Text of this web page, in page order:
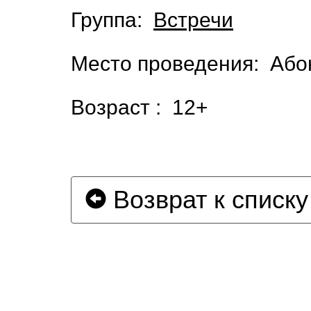
Группа: Встречи
Место проведения:
Возраст : 12+
Возврат к списку